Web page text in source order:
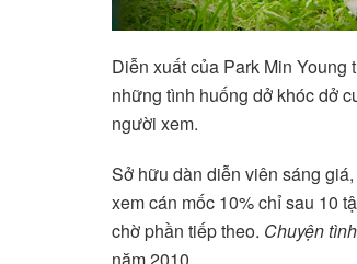
Diễn xuất của Park Min
những tình huống dở khóc dở
người xem.
Sở hữu dàn diễn viên sáng giá,
xem cán mốc 10% chỉ sau 10
chờ phần tiếp theo. Chuyện
năm 2010.